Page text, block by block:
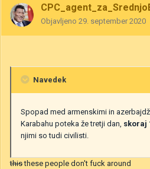
Objavljeno 29. september 2020
Navedek
Spopad med armenskimi in
Karabahu poteka že tretji dan, skoraj
njimi so tudi civilisti.
thisthese people don't fuck around